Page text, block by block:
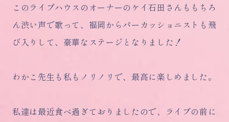
このライブハウスのオーナーのケイ石田さんももちろ
ん渋い声で歌って、福岡からパーカッショニストも飛
び入りして、豪華なステージとなりました！
わかこ先生も私もノリノリで、最高に楽しめました。
私達は最近食べ過ぎておりましたので、ライブの前に